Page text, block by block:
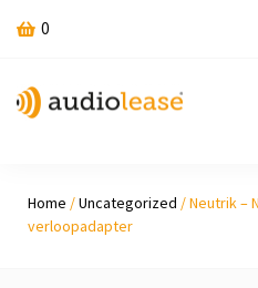
0
Home /Uncategorized / Neutrik –
verloopadapter